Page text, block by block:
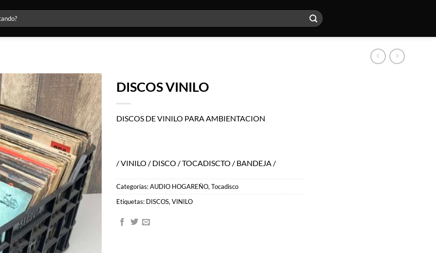
Agregar
a la lista
de
deseos
DISCOS VINILO
DISCOS DE VINILO PARA AMBIENTACION
/ VINILO / DISCO / TOCADISCTO / BANDEJA /
Categorías:AUDIO HOGAREÑO,Tocadisco
Etiquetas: DISCOS,VINILO